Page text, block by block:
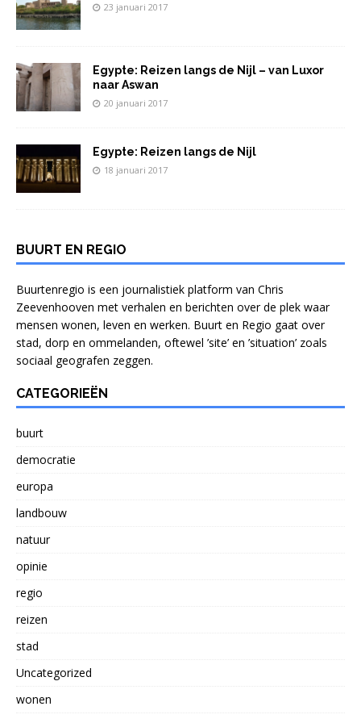
23 januari 2017
Egypte: Reizen langs de Nijl – van Luxor
naar Aswan
20 januari 2017
Egypte: Reizen langs de Nijl
18 januari 2017
BUURT EN REGIO
Buurtenregio is een journalistiek platform van Chris
Zeevenhooven met verhalen en berichten over de plek waar
mensen wonen, leven en werken. Buurt en Regio gaat over
stad, dorp en ommelanden, oftewel ’site’ en ’situation’ zoals
sociaal geografen zeggen.
CATEGORIEËN
buurt
democratie
europa
landbouw
natuur
opinie
regio
reizen
stad
Uncategorized
wonen